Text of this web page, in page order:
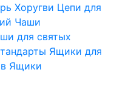
Хоругви Цепи для
Чаши
для святых
Ящики для
Ящики